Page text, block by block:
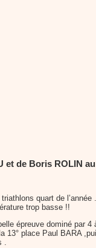
de Boris ROLIN
quart de
trop basse !!
épreuve dominé par
13° place Paul BARA
.